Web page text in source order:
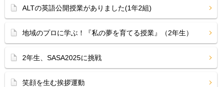
ALTの英語公開授業がありました(1年2組)
地域のプロに学ぶ！『私の夢を育てる授業』（2年生）
2年生、SASA2025に挑戦
笑顔を生む挨拶運動